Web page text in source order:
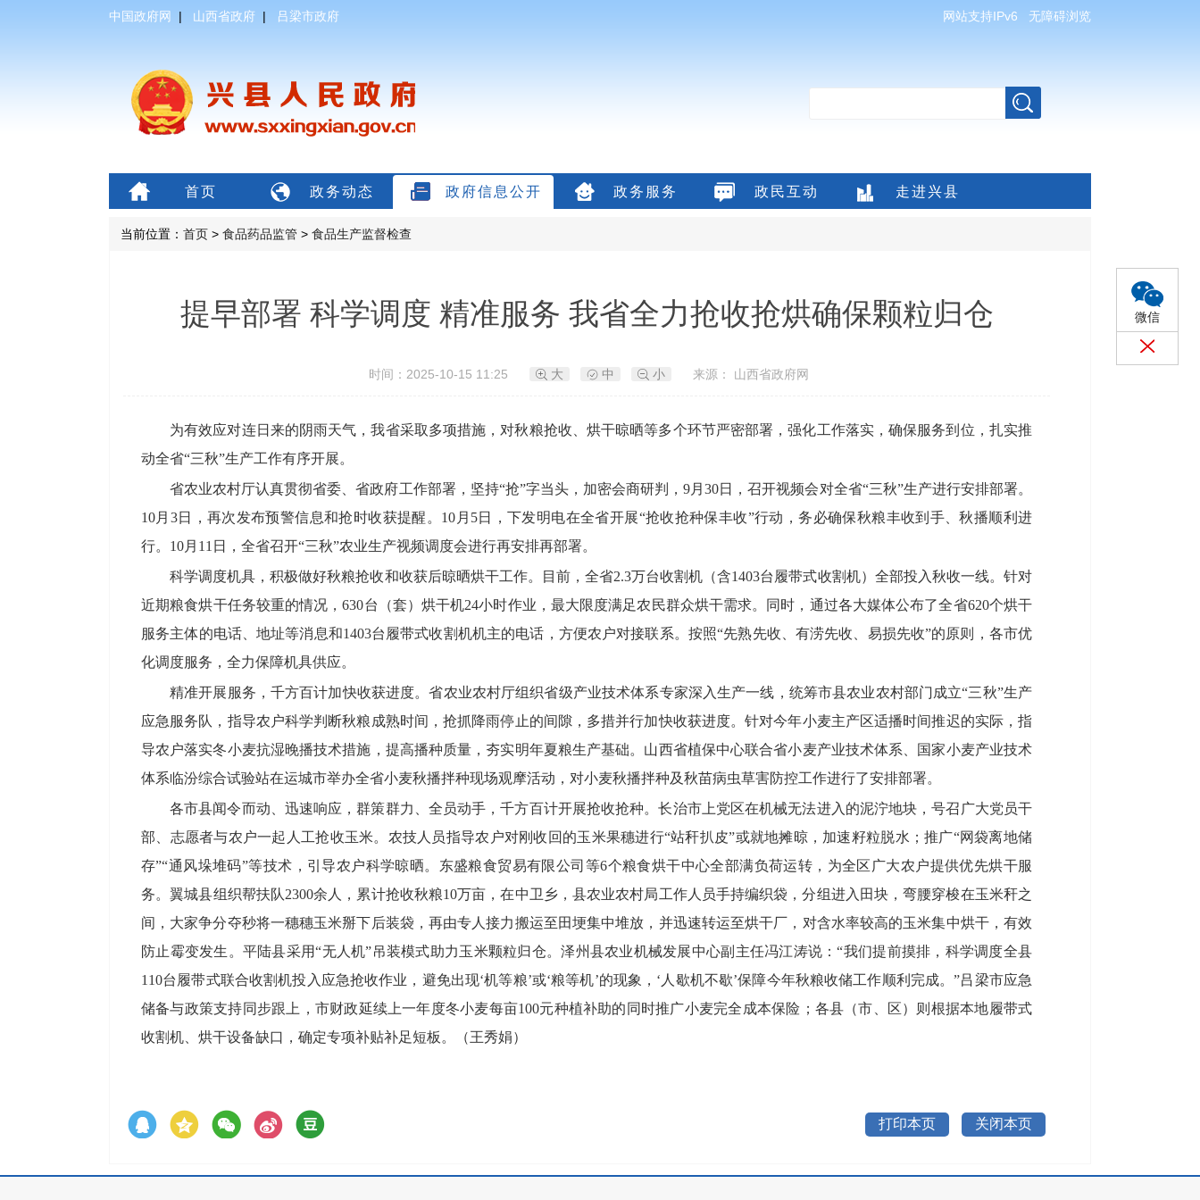
微信
中国政府网 | 山西省政府 | 吕梁市政府 无障碍浏览
网站支持IPv6
首页 政务动态 政府信息公开 政务服务 政民互动 走进兴县
当前位置： 首页 > 食品药品监管 > 食品生产监督检查
提早部署 科学调度 精准服务 我省全力抢收抢烘确保颗粒归仓
时间：2025-10-15 11:25 大 中 小 来源： 山西省政府网
为有效应对连日来的阴雨天气，我省采取多项措施，对秋粮抢收、烘干晾晒等多个环节严密部署，强化工作落实，确保服务到位，扎实推
动全省“三秋”生产工作有序开展。
省农业农村厅认真贯彻省委、省政府工作部署，坚持“抢”字当头，加密会商研判，9月30日，召开视频会对全省“三秋”生产进行安排部署。
10月3日，再次发布预警信息和抢时收获提醒。10月5日，下发明电在全省开展“抢收抢种保丰收”行动，务必确保秋粮丰收到手、秋播顺利进
行。10月11日，全省召开“三秋”农业生产视频调度会进行再安排再部署。
科学调度机具，积极做好秋粮抢收和收获后晾晒烘干工作。目前，全省2.3万台收割机（含1403台履带式收割机）全部投入秋收一线。针对
近期粮食烘干任务较重的情况，630台（套）烘干机24小时作业，最大限度满足农民群众烘干需求。同时，通过各大媒体公布了全省620个烘干
服务主体的电话、地址等消息和1403台履带式收割机机主的电话，方便农户对接联系。按照“先熟先收、有涝先收、易损先收”的原则，各市优
化调度服务，全力保障机具供应。
精准开展服务，千方百计加快收获进度。省农业农村厅组织省级产业技术体系专家深入生产一线，统筹市县农业农村部门成立“三秋”生产
应急服务队，指导农户科学判断秋粮成熟时间，抢抓降雨停止的间隙，多措并行加快收获进度。针对今年小麦主产区适播时间推迟的实际，指
导农户落实冬小麦抗湿晚播技术措施，提高播种质量，夯实明年夏粮生产基础。山西省植保中心联合省小麦产业技术体系、国家小麦产业技术
体系临汾综合试验站在运城市举办全省小麦秋播拌种现场观摩活动，对小麦秋播拌种及秋苗病虫草害防控工作进行了安排部署。
各市县闻令而动、迅速响应，群策群力、全员动手，千方百计开展抢收抢种。长治市上党区在机械无法进入的泥泞地块，号召广大党员干
部、志愿者与农户一起人工抢收玉米。农技人员指导农户对刚收回的玉米果穗进行“站秆扒皮”或就地摊晾，加速籽粒脱水；推广“网袋离地储
存”“通风垛堆码”等技术，引导农户科学晾晒。东盛粮食贸易有限公司等6个粮食烘干中心全部满负荷运转，为全区广大农户提供优先烘干服
务。翼城县组织帮扶队2300余人，累计抢收秋粮10万亩，在中卫乡，县农业农村局工作人员手持编织袋，分组进入田块，弯腰穿梭在玉米秆之
间，大家争分夺秒将一穗穗玉米掰下后装袋，再由专人接力搬运至田埂集中堆放，并迅速转运至烘干厂，对含水率较高的玉米集中烘干，有效
防止霉变发生。平陆县采用“无人机”吊装模式助力玉米颗粒归仓。泽州县农业机械发展中心副主任冯江涛说：“我们提前摸排，科学调度全县
110台履带式联合收割机投入应急抢收作业，避免出现‘机等粮’或‘粮等机’的现象，‘人歇机不歇’保障今年秋粮收储工作顺利完成。”吕梁市应急
储备与政策支持同步跟上，市财政延续上一年度冬小麦每亩100元种植补助的同时推广小麦完全成本保险；各县（市、区）则根据本地履带式
收割机、烘干设备缺口，确定专项补贴补足短板。（王秀娟）
打印本页 关闭本页